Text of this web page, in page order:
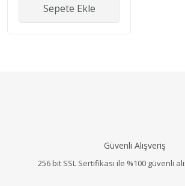
Sepete Ekle
Güvenli Alışveriş
256 bit SSL Sertifikası ile %100 güvenli